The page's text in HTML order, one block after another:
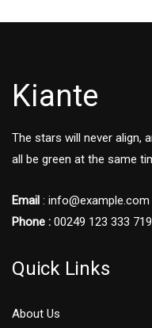
Kiante
The stars will never align,
all be green at the same
Email : info@example.com
Phone : 00249 123 333
Quick Links
About Us